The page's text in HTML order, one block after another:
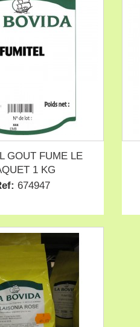
GOUT FUME LE
1 KG
674947